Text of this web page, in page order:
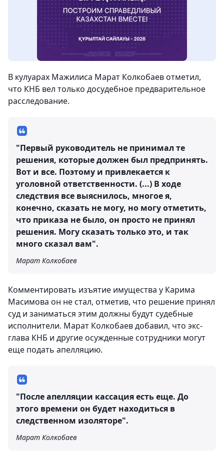
В кулуарах Мажилиса Марат Колкобаев отметил,
что КНБ вел только досудебное предварительное
расследование.
"Первый руководитель не принимал те
решения, которые должен был предпринять.
Вот и все. Поэтому и привлекается к
уголовной ответственности. (...) В ходе
следствия все выяснилось, многое я,
конечно, сказать не могу, но могу отметить,
что приказа не было, он просто не принял
решения. Могу сказать только это, и так
много сказал вам".
Марат Колкобаев
Комментировать изъятие имущества у Карима
Масимова он не стал, отметив, что решение принял
суд и заниматься этим должны будут судебные
исполнители. Марат Колкобаев добавил, что экс-
глава КНБ и другие осужденные сотрудники могут
еще подать апелляцию.
"После апелляции кассация есть еще. До
этого времени он будет находиться в
следственном изоляторе".
Марат Колкобаев